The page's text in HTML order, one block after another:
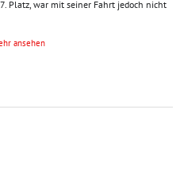
Platz, war mit seiner Fahrt jedoch nicht
ansehen